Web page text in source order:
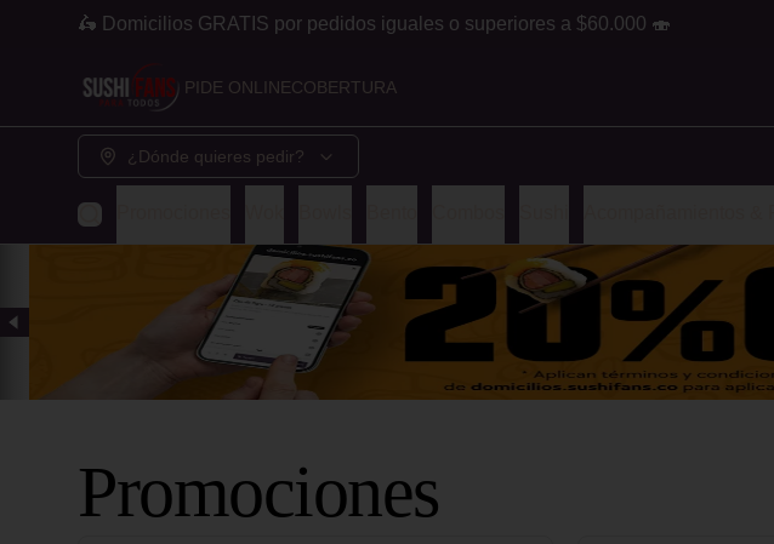
🛵 Domicilios GRATIS por pedidos iguales o superiores a $60.000 🍣
PIDE ONLINECOBERTURA
¿Dónde quieres pedir?
Promociones